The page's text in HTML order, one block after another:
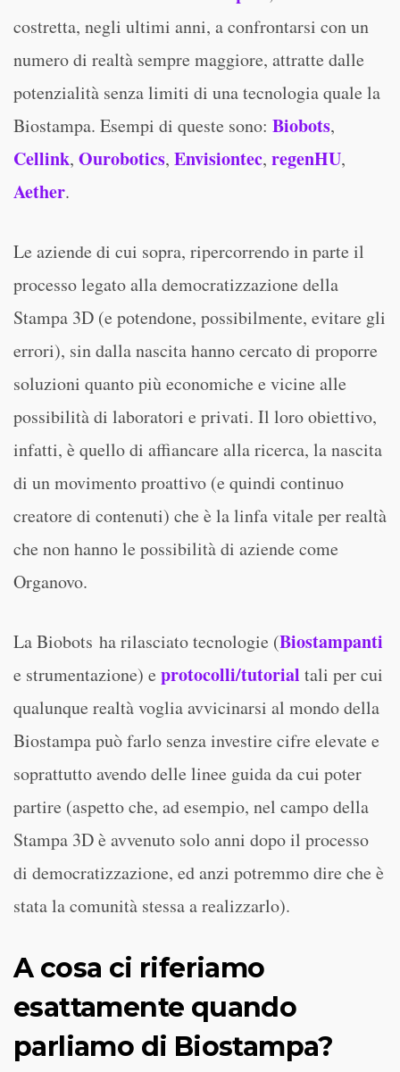
costretta, negli ultimi anni, a confrontarsi con un
numero di realtà sempre maggiore, attratte dalle
potenzialità senza limiti di una tecnologia quale la
Biostampa. Esempi di queste sono: Biobots,
Cellink, Ourobotics, Envisiontec, regenHU,
Aether.
Le aziende di cui sopra, ripercorrendo in parte il
processo legato alla democratizzazione della
Stampa 3D (e potendone, possibilmente, evitare gli
errori), sin dalla nascita hanno cercato di proporre
soluzioni quanto più economiche e vicine alle
possibilità di laboratori e privati. Il loro obiettivo,
infatti, è quello di affiancare alla ricerca, la nascita
di un movimento proattivo (e quindi continuo
creatore di contenuti) che è la linfa vitale per realtà
che non hanno le possibilità di aziende come
Organovo.
La Biobots ha rilasciato tecnologie (Biostampanti
e strumentazione) e protocolli/tutorial tali per cui
qualunque realtà voglia avvicinarsi al mondo della
Biostampa può farlo senza investire cifre elevate e
soprattutto avendo delle linee guida da cui poter
partire (aspetto che, ad esempio, nel campo della
Stampa 3D è avvenuto solo anni dopo il processo
di democratizzazione, ed anzi potremmo dire che è
stata la comunità stessa a realizzarlo).
A cosa ci riferiamo
esattamente quando
parliamo di Biostampa?